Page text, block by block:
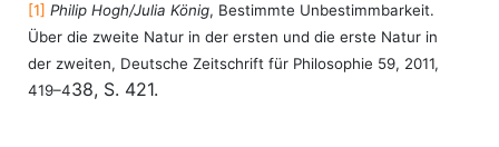
[1] Philip Hogh/Julia König, Bestimmte Unbestimmbarkeit.
Über die zweite Natur in der ersten und die erste Natur in
der zweiten, Deutsche Zeitschrift für Philosophie 59, 2011,
419–438, S. 421.